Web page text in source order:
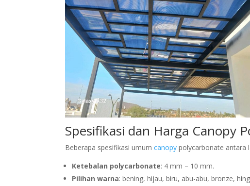
Spesifikasi dan Harga Canopy
Beberapa spesifikasi umumcanopy polycarbonate antara
Ketebalan polycarbonate: 4 mm – 10 mm.
Pilihan warna: bening, hijau, biru, abu-abu, bronze,